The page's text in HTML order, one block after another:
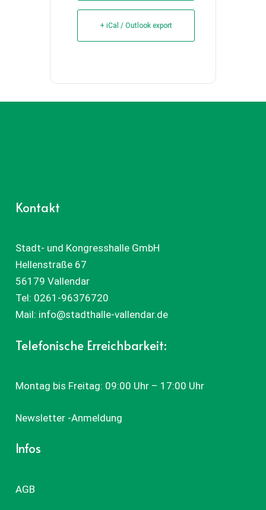
+ iCal / Outlook export
Kontakt
Stadt- und Kongresshalle GmbH
Hellenstraße 67
56179 Vallendar
Tel: 0261-96376720
Mail: info@stadthalle-vallendar.de
Telefonische Erreichbarkeit:
Montag bis Freitag: 09:00 Uhr – 17:00 Uhr
Newsletter -Anmeldung
Infos
AGB